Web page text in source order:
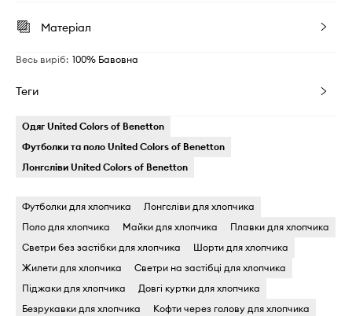
Матеріал
Весь виріб: 100% Бавовна
Теги
Одяг United Colors of Benetton
Футболки та поло United Colors of Benetton
Лонгсліви United Colors of Benetton
Футболки для хлопчика
Лонгсліви для хлопчика
Поло для хлопчика
Майки для хлопчика
Плавки для хлопчика
Светри без застібки для хлопчика
Шорти для хлопчика
Жилети для хлопчика
Светри на застібці для хлопчика
Піджаки для хлопчика
Довгі куртки для хлопчика
Безрукавки для хлопчика
Кофти через голову для хлопчика